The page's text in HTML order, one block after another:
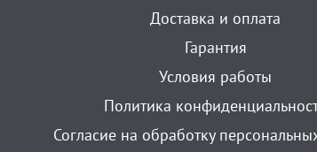
Доставка и оплата
Гарантия
Условия работы
Политика
Согласие на обработку